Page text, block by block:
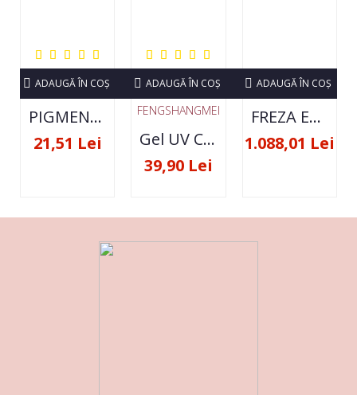
PIGMENT NEON SET 12 CULORI
21,51 Lei
ADAUGĂ ÎN COŞ
FENGSHANGMEI
Gel UV Constructie FSM 50ML - 07
39,90 Lei
ADAUGĂ ÎN COŞ
FREZA ELECTRICA STRONG 210 35000 RPM- ORIGINALA
1.088,01 Lei
ADAUGĂ ÎN COŞ